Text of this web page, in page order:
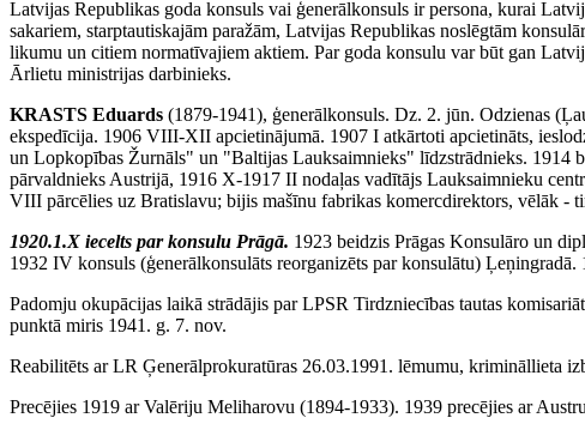
Latvijas Republikas goda konsuls vai ģenerālkonsuls ir persona, kurai
sakariem, starptautiskajām paražām, Latvijas Republikas noslēgtām
likumu un citiem normatīvajiem aktiem. Par goda konsulu var būt gan
Ārlietu ministrijas darbinieks.
KRASTS Eduards (1879-1941), ģenerālkonsuls. Dz. 2. jūn. Odzienas
ekspedīcija. 1906 VIII-XII apcietinājumā. 1907 I atkārtoti apcietināts,
un Lopkopības Žurnāls" un "Baltijas Lauksaimnieks" līdzstrādnieks. 1914
pārvaldnieks Austrijā, 1916 X-1917 II nodaļas vadītājs Lauksaimnieku
VIII pārcēlies uz Bratislavu; bijis mašīnu fabrikas komercdirektors, vēlāk -
1920.1.X iecelts par konsulu Prāgā. 1923 beidzis Prāgas Konsulāro un
1932 IV konsuls (ģenerālkonsulāts reorganizēts par konsulātu)
Padomju okupācijas laikā strādājis par LPSR Tirdzniecības tautas
punktā miris 1941. g. 7. nov.
Reabilitēts ar LR Ģenerālprokuratūras 26.03.1991. lēmumu, krimināllieta
Precējies 1919 ar Valēriju Meliharovu (1894-1933). 1939 precējies ar